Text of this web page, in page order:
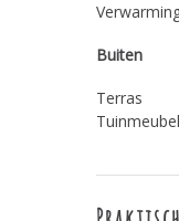
Buiten
Terras